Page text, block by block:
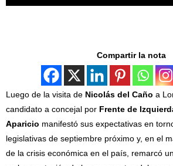
Compartir la nota
Luego de la visita de Nicolás del Caño a
candidato a concejal por Frente de
Aparicio manifestó sus expectativas en
legislativas de septiembre próximo y, en el
de la crisis económica en el país, remarcó